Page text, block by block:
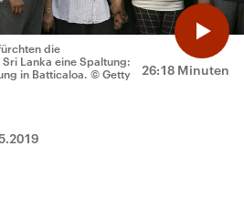
26:18 Minuten
die
Lanka eine Spaltung:
in Batticaloa. © Getty